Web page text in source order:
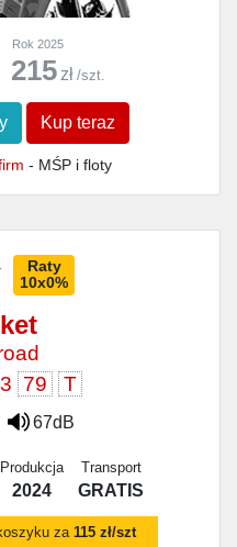
Rok 2025
215 zł /szt.
Kup teraz
- MŚP i floty
Raty
10x0%
79 T
67dB
Produkcja
2024
Transport
GRATIS
za 115 zł/szt